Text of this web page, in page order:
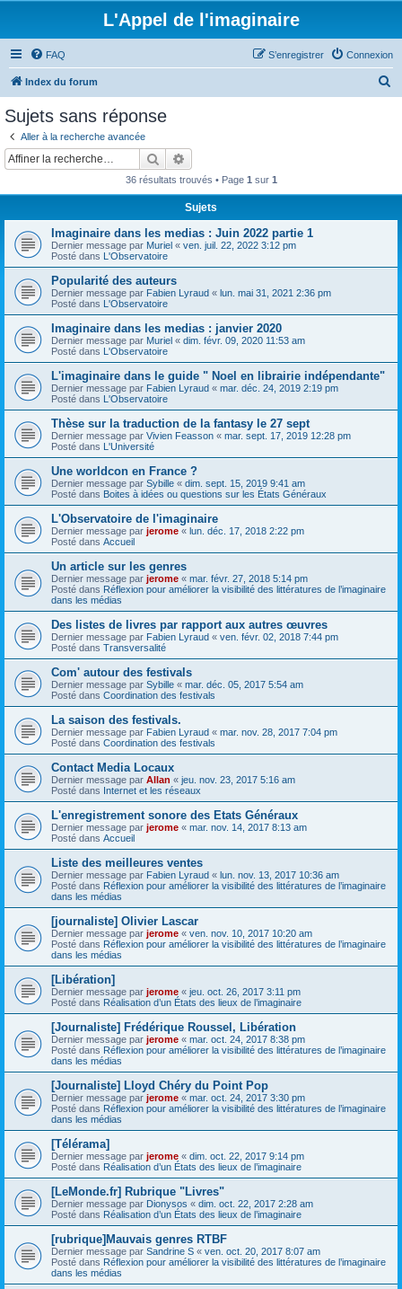
L'Appel de l'imaginaire
FAQ Connexion
S’enregistrer
Index du forum
Sujets sans réponse
Aller à la recherche avancée
Rechercher
36 résultats trouvés • Page 1 sur 1
Sujets
Imaginaire dans les medias : Juin 2022 partie 1
Dernier message par Muriel « ven. juil. 22, 2022 3:12 pm
Posté dans L'Observatoire
Popularité des auteurs
Dernier message par Fabien Lyraud « lun. mai 31, 2021 2:36 pm
Posté dans L'Observatoire
Imaginaire dans les medias : janvier 2020
Dernier message par Muriel « dim. févr. 09, 2020 11:53 am
Posté dans L'Observatoire
L'imaginaire dans le guide " Noel en librairie indépendante"
Dernier message par Fabien Lyraud « mar. déc. 24, 2019 2:19 pm
Posté dans L'Observatoire
Thèse sur la traduction de la fantasy le 27 sept
Dernier message par Vivien Feasson « mar. sept. 17, 2019 12:28 pm
Posté dans L'Université
Une worldcon en France ?
Dernier message par Sybille « dim. sept. 15, 2019 9:41 am
Posté dans Boites à idées ou questions sur les États Généraux
L'Observatoire de l'imaginaire
Dernier message par jerome « lun. déc. 17, 2018 2:22 pm
Posté dans Accueil
Un article sur les genres
Dernier message par jerome « mar. févr. 27, 2018 5:14 pm
Posté dans Réflexion pour améliorer la visibilité des littératures de l’imaginaire
dans les médias
Des listes de livres par rapport aux autres œuvres
Dernier message par Fabien Lyraud « ven. févr. 02, 2018 7:44 pm
Posté dans Transversalité
Com' autour des festivals
Dernier message par Sybille « mar. déc. 05, 2017 5:54 am
Posté dans Coordination des festivals
La saison des festivals.
Dernier message par Fabien Lyraud « mar. nov. 28, 2017 7:04 pm
Posté dans Coordination des festivals
Contact Media Locaux
Dernier message par Allan « jeu. nov. 23, 2017 5:16 am
Posté dans Internet et les réseaux
L'enregistrement sonore des Etats Généraux
Dernier message par jerome « mar. nov. 14, 2017 8:13 am
Posté dans Accueil
Liste des meilleures ventes
Dernier message par Fabien Lyraud « lun. nov. 13, 2017 10:36 am
Posté dans Réflexion pour améliorer la visibilité des littératures de l’imaginaire
dans les médias
[journaliste] Olivier Lascar
Dernier message par jerome « ven. nov. 10, 2017 10:20 am
Posté dans Réflexion pour améliorer la visibilité des littératures de l’imaginaire
dans les médias
[Libération]
Dernier message par jerome « jeu. oct. 26, 2017 3:11 pm
Posté dans Réalisation d’un États des lieux de l’imaginaire
[Journaliste] Frédérique Roussel, Libération
Dernier message par jerome « mar. oct. 24, 2017 8:38 pm
Posté dans Réflexion pour améliorer la visibilité des littératures de l’imaginaire
dans les médias
[Journaliste] Lloyd Chéry du Point Pop
Dernier message par jerome « mar. oct. 24, 2017 3:30 pm
Posté dans Réflexion pour améliorer la visibilité des littératures de l’imaginaire
dans les médias
[Télérama]
Dernier message par jerome « dim. oct. 22, 2017 9:14 pm
Posté dans Réalisation d’un États des lieux de l’imaginaire
[LeMonde.fr] Rubrique "Livres"
Dernier message par Dionysos « dim. oct. 22, 2017 2:28 am
Posté dans Réalisation d’un États des lieux de l’imaginaire
[rubrique]Mauvais genres RTBF
Dernier message par Sandrine S « ven. oct. 20, 2017 8:07 am
Posté dans Réflexion pour améliorer la visibilité des littératures de l’imaginaire
dans les médias